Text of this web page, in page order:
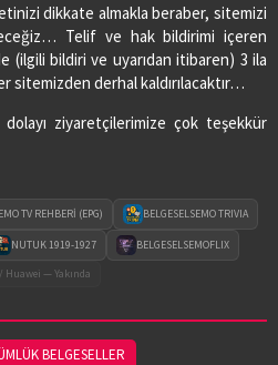
dikkate almakla beraber, sitemizi
Telif ve hak bildirimi içeren
(ilgili bildiri ve uyarıdan itibaren) 3 ila
sitemizden derhal kaldırılacaktır…
ziyaretçilerimize çok teşekkür
TV REHBERİ (EPG) BELGESELSEMO TRIVIA
NUTUK 1919-1927
BELGESELSEMOFLIX
Huawei — Yakında
BELGESELLER